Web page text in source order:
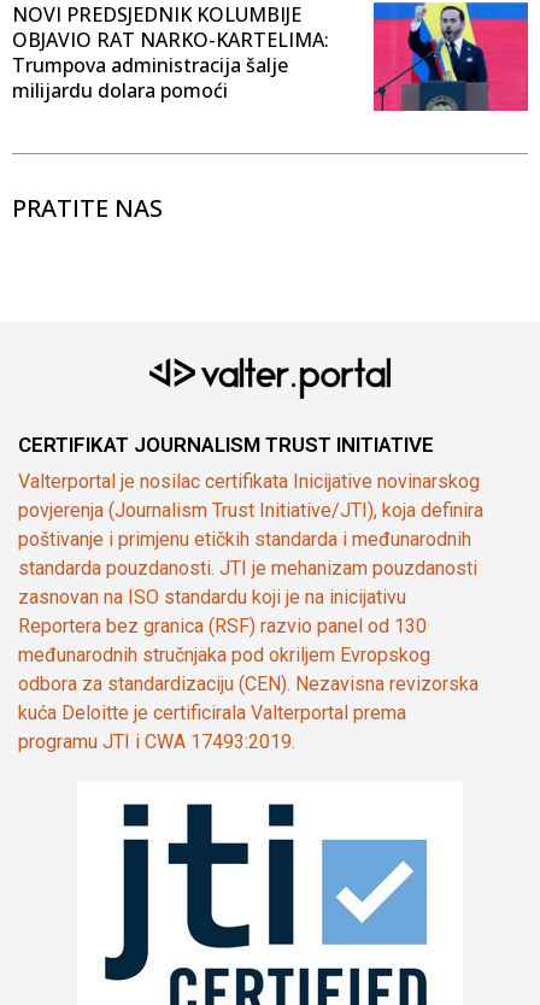
NOVI PREDSJEDNIK KOLUMBIJE
OBJAVIO RAT NARKO-KARTELIMA:
Trumpova administracija šalje
milijardu dolara pomoći
PRATITE NAS
CERTIFIKAT JOURNALISM TRUST INITIATIVE
Valterportal je nosilac certifikata Inicijative novinarskog
povjerenja (Journalism Trust Initiative/JTI), koja definira
poštivanje i primjenu etičkih standarda i međunarodnih
standarda pouzdanosti. JTI je mehanizam pouzdanosti
zasnovan na ISO standardu koji je na inicijativu
Reportera bez granica (RSF) razvio panel od 130
međunarodnih stručnjaka pod okriljem Evropskog
odbora za standardizaciju (CEN). Nezavisna revizorska
kuća Deloitte je certificirala Valterportal prema
programu JTI i CWA 17493:2019.